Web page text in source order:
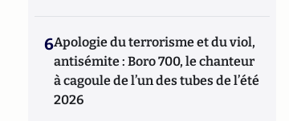
6Apologie du terrorisme et du viol,
antisémite : Boro 700, le chanteur
à cagoule de l’un des tubes de l’été
2026